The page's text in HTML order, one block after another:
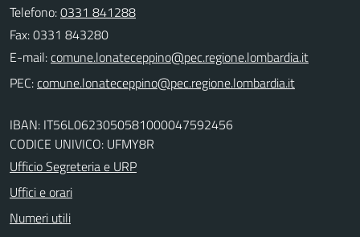
Telefono:0331 841288
Fax: 0331 843280
E-mail:
PEC:
IBAN: IT56L0623050581000047592456
CODICE UNIVICO: UFMY8R
Ufficio Segreteria e URP
Uffici e orari
Numeri utili